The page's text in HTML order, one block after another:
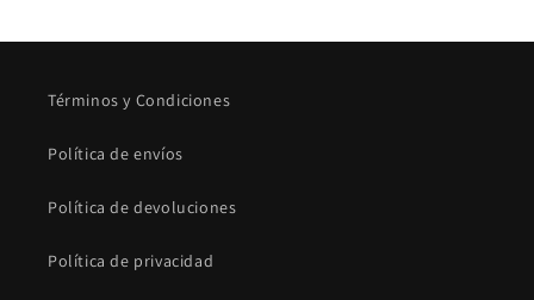
Términos y Condiciones
Política de envíos
Política de devoluciones
Política de privacidad